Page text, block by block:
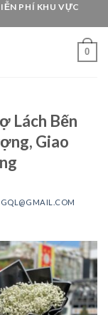
PHÍ KHU VỰC
0
Lách Bến
Giao